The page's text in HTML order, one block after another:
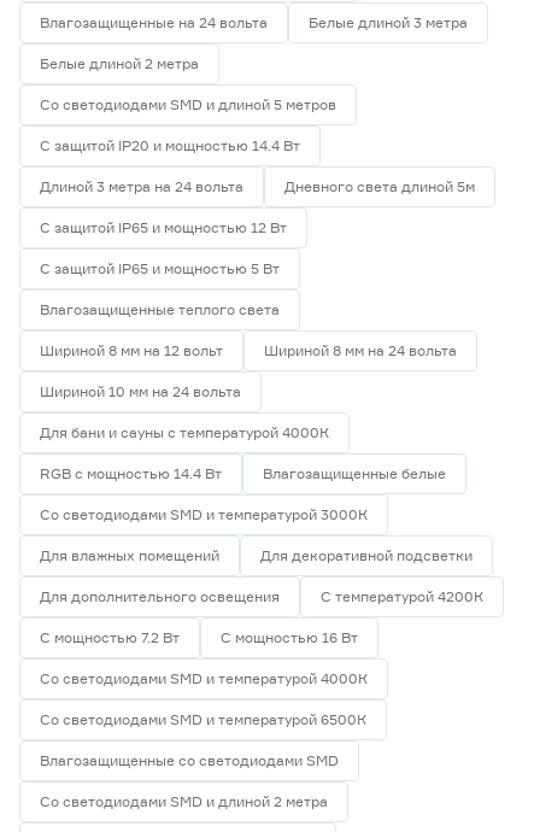
Влагозащищенные на 24 вольта Белые длиной 3 метра
Белые длиной 2 метра
Со светодиодами SMD и длиной 5 метров
С защитой IP20 и мощностью 14.4 Вт
Длиной 3 метра на 24 вольта Дневного света длиной 5м
С защитой IP65 и мощностью 12 Вт
С защитой IP65 и мощностью 5 Вт
Влагозащищенные теплого света
Шириной 8 мм на 12 вольт Шириной 8 мм на 24 вольта
Шириной 10 мм на 24 вольта
Для бани и сауны с температурой 4000К
RGB с мощностью 14.4 Вт Влагозащищенные белые
Со светодиодами SMD и температурой 3000К
Для влажных помещений Для декоративной подсветки
Для дополнительного освещения С температурой 4200К
С мощностью 7.2 Вт С мощностью 16 Вт
Со светодиодами SMD и температурой 4000К
Со светодиодами SMD и температурой 6500К
Влагозащищенные со светодиодами SMD
Со светодиодами SMD и длиной 2 метра